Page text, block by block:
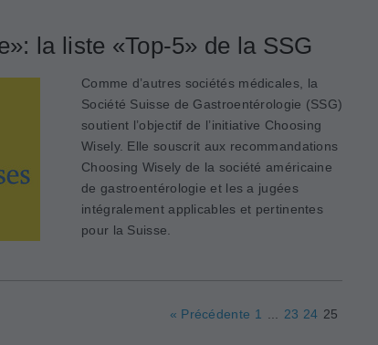
la liste «Top-5» de la SSG
Comme d’autres sociétés médicales, la
Société Suisse de Gastroentérologie (SSG)
soutient l’objectif de l’initiative Choosing
Wisely. Elle souscrit aux recommandations
Choosing Wisely de la société américaine
de gastroentérologie et les a jugées
intégralement applicables et pertinentes
pour la Suisse.
« Précédente 1 23 24 25